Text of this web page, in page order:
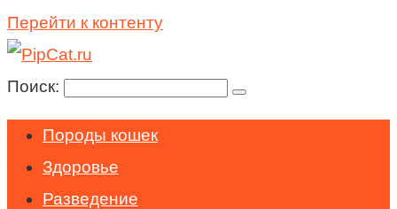
Перейти к контенту
Поиск:
Породы кошек
Здоровье
Разведение